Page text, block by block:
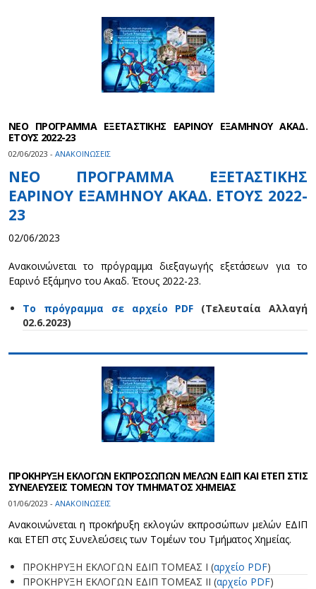
ΝΕΟ ΠΡΟΓΡΑΜΜΑ ΕΞΕΤΑΣΤΙΚΗΣ ΕΑΡΙΝΟΥ ΕΞΑΜΗΝΟΥ ΑΚΑΔ.
ΕΤΟΥΣ 2022-23
02/06/2023 - ΑΝΑΚΟΙΝΩΣΕΙΣ
ΝΕΟ ΠΡΟΓΡΑΜΜΑ ΕΞΕΤΑΣΤΙΚΗΣ
ΕΑΡΙΝΟΥ ΕΞΑΜΗΝΟΥ ΑΚΑΔ. ΕΤΟΥΣ 2022-
23
02/06/2023
Ανακοινώνεται το πρόγραμμα διεξαγωγής εξετάσεων για το
Εαρινό Εξάμηνο του Ακαδ. Έτους 2022-23.
Το πρόγραμμα σε αρχείο PDF (Tελευταία Aλλαγή
02.6.2023)
ΠΡΟΚΗΡΥΞΗ ΕΚΛΟΓΩΝ ΕΚΠΡΟΣΩΠΩΝ ΜΕΛΩΝ ΕΔΙΠ ΚΑΙ ΕΤΕΠ ΣΤΙΣ
ΣΥΝΕΛΕΥΣΕΙΣ ΤΟΜΕΩΝ ΤΟΥ ΤΜΗΜΑΤΟΣ ΧΗΜΕΙΑΣ
01/06/2023 - ΑΝΑΚΟΙΝΩΣΕΙΣ
Ανακοινώνεται η προκήρυξη εκλογών εκπροσώπων μελών ΕΔΙΠ
και ΕΤΕΠ στς Συνελεύσεις των Τομέων του Τμήματος Χημείας.
ΠΡΟΚΗΡΥΞΗ ΕΚΛΟΓΩΝ ΕΔΙΠ ΤΟΜΕΑΣ Ι (αρχείο PDF)
ΠΡΟΚΗΡΥΞΗ ΕΚΛΟΓΩΝ ΕΔΙΠ ΤΟΜΕΑΣ ΙI (αρχείο PDF)